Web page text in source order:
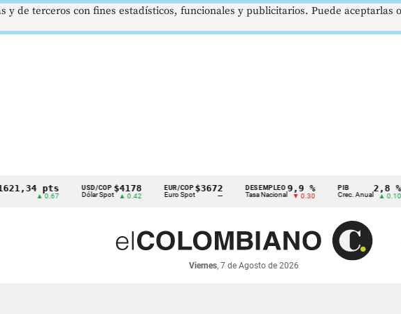
pts USD/COP
Dólar Spot
$4178
▲ 0.42
EUR/COP
Euro Spot
$3672
—
DESEMPLEO
Tasa Nacional
9,9 %
▼ 0.30
PIB
Crec. Anual
2,8 %
▲ 0.10
Viernes, 7 de Agosto de 2026
y de terceros con fines estadísticos, funcionales y publicitarios. Puede aceptarlas